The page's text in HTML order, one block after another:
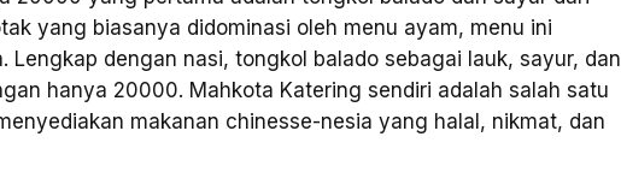
yang biasanya didominasi oleh menu ayam, menu ini
Lengkap dengan nasi, tongkol balado sebagai lauk, sayur, dan
hanya 20000. Mahkota Katering sendiri adalah salah satu
makanan chinesse-nesia yang halal, nikmat, dan